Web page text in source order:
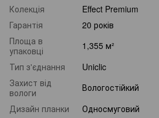
Колекція
Effect Premium
Гарантія
20 років
Площа в
упаковці
1,355 м²
Тип з'єднання
Uniclic
Захист від
вологи
Вологостійкий
Дизайн планки
Односмуговий